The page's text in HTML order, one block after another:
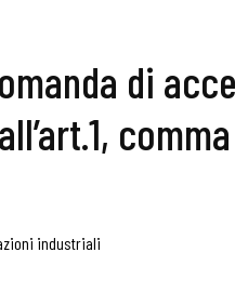
di
comma
industriali